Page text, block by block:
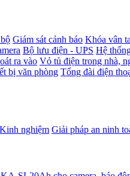
Giám sát cảnh báo Khóa vân
Bộ lưu điện - UPS Hệ
ra vào Vỏ tủ điện trong nhà,
bị văn phòng Tổng đài điện
nghiệm Giải pháp an ninh